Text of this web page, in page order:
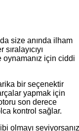
size anında ilham
için ciddi
bir seçenektir
yapmak için
son derece
kontrol sağlar.
olmayı